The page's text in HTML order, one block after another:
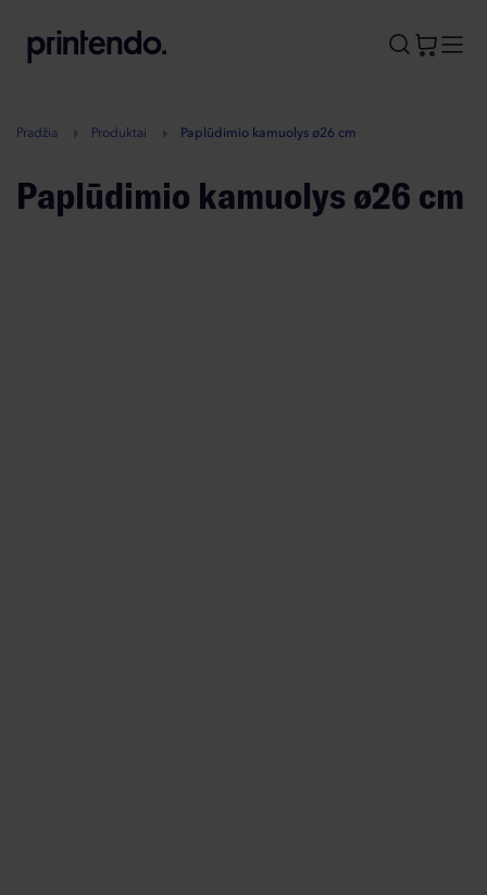
A
Pradžia Produktai Paplūdimio kamuolys ø26 cm
Paplūdimio kamuolys ø26 cm